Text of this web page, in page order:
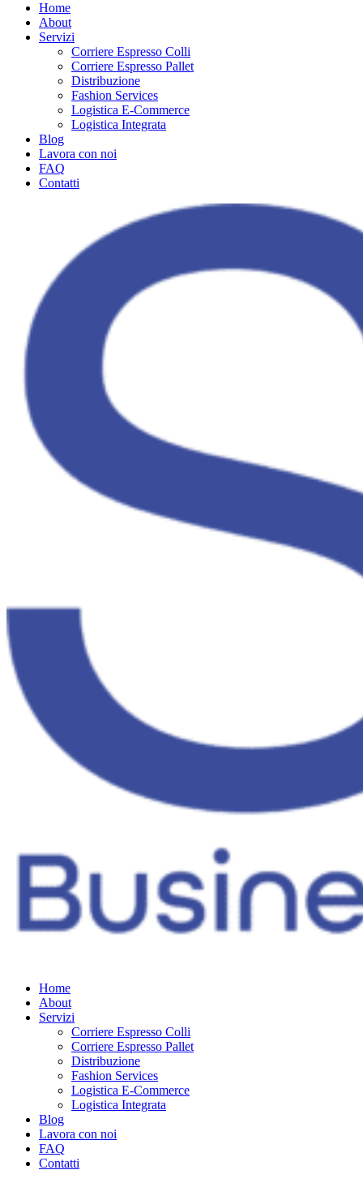
Home
About
Servizi
Corriere Espresso Colli
Corriere Espresso Pallet
Distribuzione
Fashion Services
Logistica E-Commerce
Logistica Integrata
Blog
Lavora con noi
FAQ
Contatti
Home
About
Servizi
Corriere Espresso Colli
Corriere Espresso Pallet
Distribuzione
Fashion Services
Logistica E-Commerce
Logistica Integrata
Blog
Lavora con noi
FAQ
Contatti